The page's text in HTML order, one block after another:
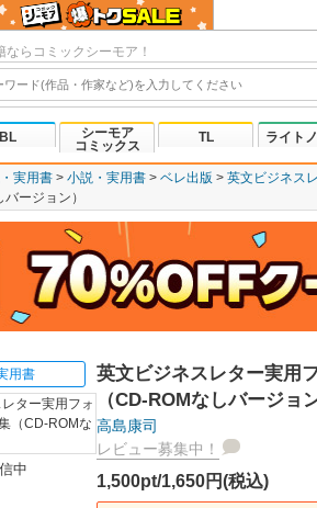
らコミックシーモア！
BL
シーモア
コミックス
TL ライト
実用書 小説・実用書 ベレ出版 英文ビジネス
ージョン）
用書
中
英文ビジネスレター実用
（CD-ROMなしバージョン
高島康司
レビュー募集中！
1,500pt/1,650円(税込)